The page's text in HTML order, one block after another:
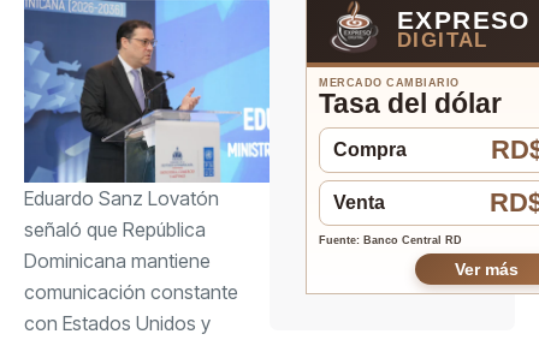
Eduardo Sanz Lovatón
señaló que República
Dominicana mantiene
comunicación constante
con Estados Unidos y
EXPRESO
DIGITAL
MERCADO CAMBIARIO
Tasa del dólar
Compra
Venta
Fuente: Banco Central RD
Ver más